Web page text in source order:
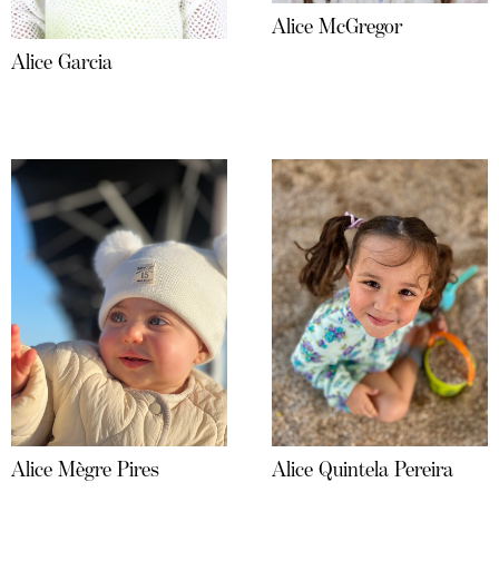
Alice Garcia
Alice McGregor
Alice Mègre Pires Alice Quintela Pereira